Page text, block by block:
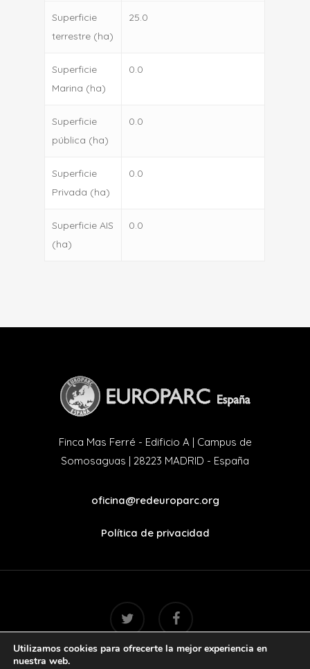
Superficie
terrestre (ha)
25.0
Superficie
Marina (ha)
0.0
Superficie
pública (ha)
0.0
Superficie
Privada (ha)
0.0
Superficie AIS
(ha)
0.0
Finca Mas Ferré - Edificio A | Campus de
Somosaguas | 28223 MADRID - España
oficina@redeuroparc.org
Política de privacidad
twitter facebook
Utilizamos cookies para ofrecerte la mejor experiencia en
nuestra web.